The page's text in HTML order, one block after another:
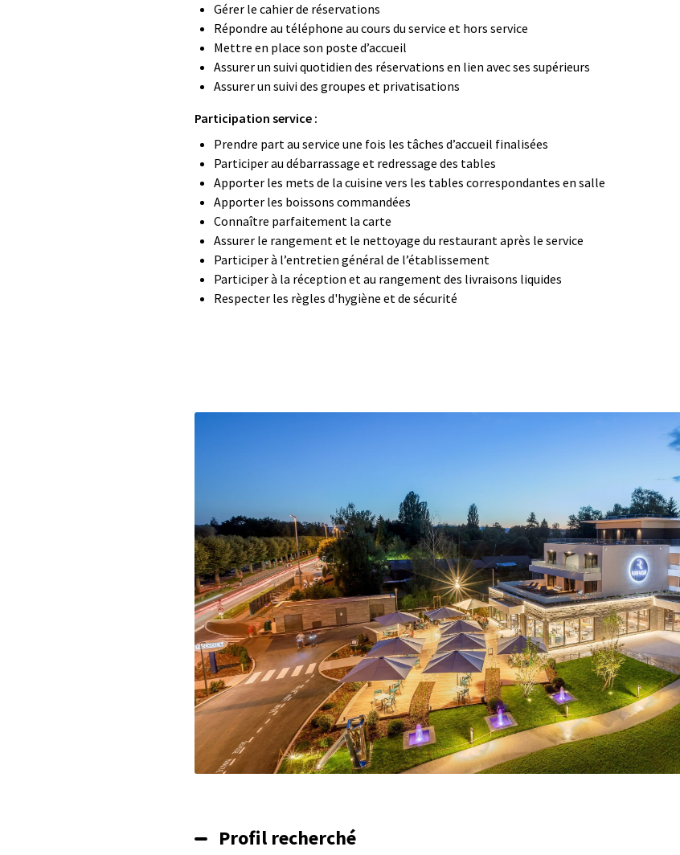
Gérer le cahier de réservations
Répondre au téléphone au cours du service et hors service
Mettre en place son poste d’accueil
Assurer un suivi quotidien des réservations en lien avec ses supérieurs
Assurer un suivi des groupes et privatisations
Participation service :
Prendre part au service une fois les tâches d’accueil finalisées
Participer au débarrassage et redressage des tables
Apporter les mets de la cuisine vers les tables correspondantes en salle
Apporter les boissons commandées
Connaître parfaitement la carte
Assurer le rangement et le nettoyage du restaurant après le service
Participer à l’entretien général de l’établissement
Participer à la réception et au rangement des livraisons liquides
Respecter les règles d'hygiène et de sécurité
Profil recherché